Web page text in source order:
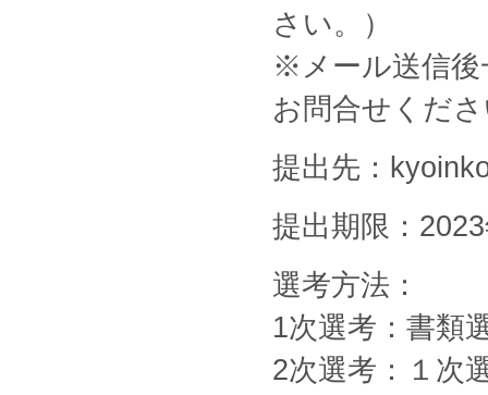
さい。）
※メール送信後
お問合せくだ
提出先：
提出期限：
選考方法：
1次選考：書類
2次選考：１次